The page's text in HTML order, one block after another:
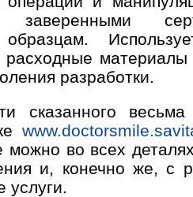
заверенными
материалы
разработки.
сказанного весьма
можно во всех
и, конечно же, с
услуги.